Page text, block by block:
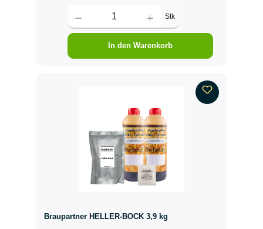
Stk
In den Warenkorb
Braupartner HELLER-BOCK 3,9 kg